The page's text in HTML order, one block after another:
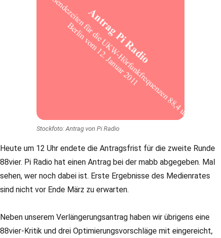
Stockfoto: Antrag von Pi Radio
Heute um 12 Uhr endete die Antragsfrist für die zweite Runde
88vier. Pi Radio hat einen Antrag bei der mabb abgegeben. Mal
sehen, wer noch dabei ist. Erste Ergebnisse des Medienrates
sind nicht vor Ende März zu erwarten.
Neben unserem Verlängerungsantrag haben wir übrigens eine
88vier-Kritik und drei Optimierungsvorschläge mit eingereicht,